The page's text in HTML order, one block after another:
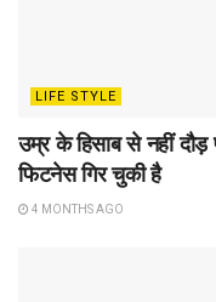
LIFE STYLE
उम्र के हिसाब से नहीं
फिटनेस गिर चुकी है
4 MONTHS AGO